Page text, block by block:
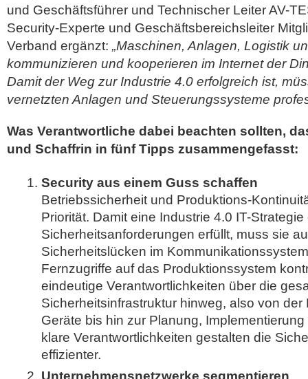
und Geschäftsführer und Technischer Leiter AV-
Security-Experte und Geschäftsbereichsleiter
Verband ergänzt: „Maschinen, Anlagen, Logistik
kommunizieren und kooperieren im Internet der
Damit der Weg zur Industrie 4.0 erfolgreich ist,
vernetzten Anlagen und Steuerungssysteme
Was Verantwortliche dabei beachten sollten,
und Schaffrin in fünf Tipps zusammengefasst:
Security aus einem Guss schaffen
Betriebssicherheit und Produktions-
Priorität. Damit eine Industrie 4.0 IT-Strategie
Sicherheitsanforderungen erfüllt, muss sie
Sicherheitslücken im
Fernzugriffe auf das Produktionssystem
eindeutige Verantwortlichkeiten über die
Sicherheitsinfrastruktur hinweg, also von der
Geräte bis hin zur Planung,
klare Verantwortlichkeiten gestalten die
effizienter.
Unternehmensnetzwerke segmentieren